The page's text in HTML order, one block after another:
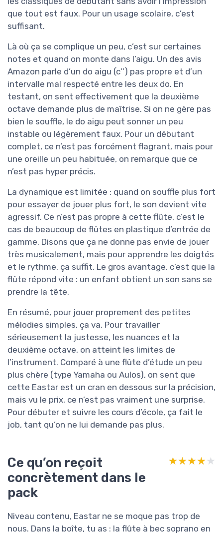
que tout est faux. Pour un usage scolaire, c’est
suffisant.
Là où ça se complique un peu, c’est sur certaines
notes et quand on monte dans l’aigu. Un des avis
Amazon parle d’un do aigu (c’’) pas propre et d’un
intervalle mal respecté entre les deux do. En
testant, on sent effectivement que la deuxième
octave demande plus de maîtrise. Si on ne gère pas
bien le souffle, le do aigu peut sonner un peu
instable ou légèrement faux. Pour un débutant
complet, ce n’est pas forcément flagrant, mais pour
une oreille un peu habituée, on remarque que ce
n’est pas hyper précis.
La dynamique est limitée : quand on souffle plus fort
pour essayer de jouer plus fort, le son devient vite
agressif. Ce n’est pas propre à cette flûte, c’est le
cas de beaucoup de flûtes en plastique d’entrée de
gamme. Disons que ça ne donne pas envie de jouer
très musicalement, mais pour apprendre les doigtés
et le rythme, ça suffit. Le gros avantage, c’est que la
flûte répond vite : un enfant obtient un son sans se
prendre la tête.
En résumé, pour jouer proprement des petites
mélodies simples, ça va. Pour travailler
sérieusement la justesse, les nuances et la
deuxième octave, on atteint les limites de
l’instrument. Comparé à une flûte d’étude un peu
plus chère (type Yamaha ou Aulos), on sent que
cette Eastar est un cran en dessous sur la précision,
mais vu le prix, ce n’est pas vraiment une surprise.
Pour débuter et suivre les cours d’école, ça fait le
job, tant qu’on ne lui demande pas plus.
Ce qu’on reçoit
concrètement dans le
pack
★★★★★
★★★★★
Niveau contenu, Eastar ne se moque pas trop de
nous. Dans la boîte, tu as : la flûte à bec soprano en